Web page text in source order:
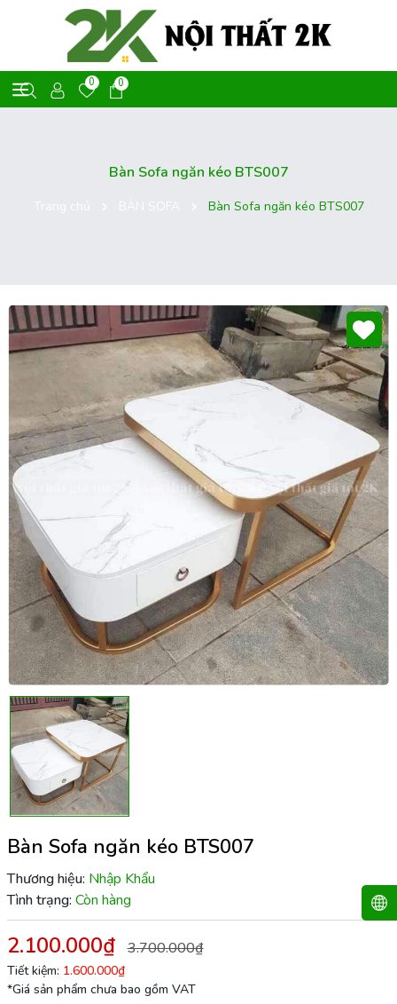
0 0
Bàn Sofa ngăn kéo BTS007
Bàn Sofa ngăn kéo BTS007
Bàn Sofa ngăn kéo BTS007
Thương hiệu: Nhập Khẩu
Tình trạng: Còn hàng
2.100.000₫ 3.700.000₫
Tiết kiệm: 1.600.000₫
*Giá sản phẩm chưa bao gồm VAT